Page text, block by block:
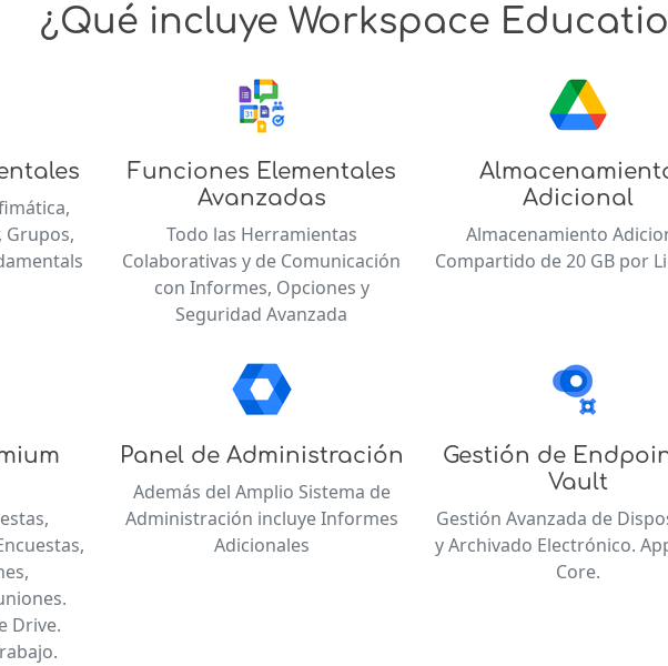
¿Qué incluye Workspace
Grupos,
Funciones Elementales
Avanzadas
Todo las Herramientas
Colaborativas y de Comunicación
con Informes, Opciones y
Seguridad Avanzada
Adicional
Almacenamiento
Compartido de 20 GB por
Drive.
Panel de Administración
Además del Amplio Sistema de
Administración incluye Informes
Adicionales
Gestión de
Vault
Gestión Avanzada de
y Archivado Electrónico.
Core.